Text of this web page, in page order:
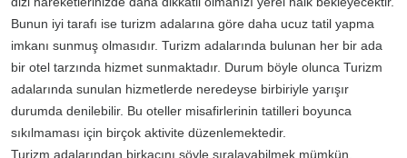
Bunun iyi tarafı ise turizm adalarına göre daha ucuz tatil yapma
imkanı sunmuş olmasıdır. Turizm adalarında bulunan her bir ada
bir otel tarzında hizmet sunmaktadır. Durum böyle olunca Turizm
adalarında sunulan hizmetlerde neredeyse birbiriyle yarışır
durumda denilebilir. Bu oteller misafirlerinin tatilleri boyunca
sıkılmaması için birçok aktivite düzenlemektedir.
Turizm adalarından birkaçını şöyle sıralayabilmek mümkün.